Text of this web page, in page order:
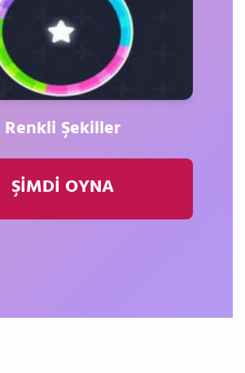
Renkli Şekiller
ŞİMDİ OYNA